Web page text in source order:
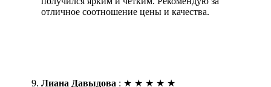
отличное соотношение цены и качества.
Лиана Давыдова : ★ ★ ★ ★ ★